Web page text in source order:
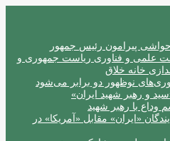
حواشی پیرامون رئیس جمهور
علمی و فناوری ریاست جمهوری و
خانه خلاق
نوظهور دو برابر می‌شود
و رهبر شهید ایران»
وداع با رهبر شهید
صفر نمایندگان «ایران» مقابل «آمریکا» در